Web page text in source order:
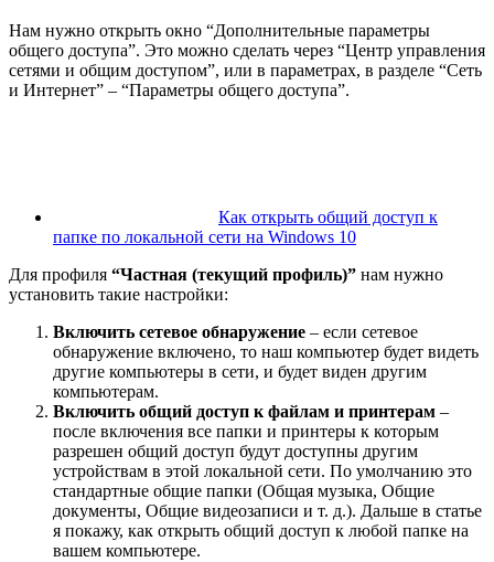
Нам нужно открыть окно “Дополнительные параметры
общего доступа”. Это можно сделать через “Центр управления
сетями и общим доступом”, или в параметрах, в разделе “Сеть
и Интернет” – “Параметры общего доступа”.
Как открыть общий доступ к
папке по локальной сети на Windows 10
Для профиля “Частная (текущий профиль)” нам нужно
установить такие настройки:
Включить сетевое обнаружение – если сетевое
обнаружение включено, то наш компьютер будет видеть
другие компьютеры в сети, и будет виден другим
компьютерам.
Включить общий доступ к файлам и принтерам –
после включения все папки и принтеры к которым
разрешен общий доступ будут доступны другим
устройствам в этой локальной сети. По умолчанию это
стандартные общие папки (Общая музыка, Общие
документы, Общие видеозаписи и т. д.). Дальше в статье
я покажу, как открыть общий доступ к любой папке на
вашем компьютере.